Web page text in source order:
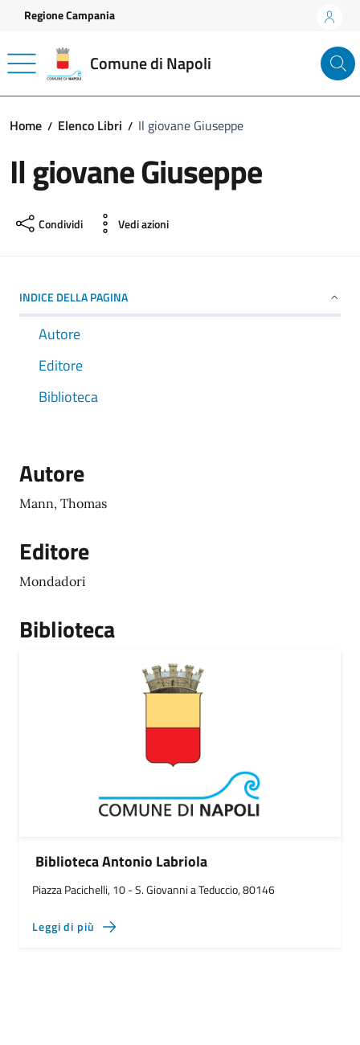
Vai ai contenuti
Vai al footer
Regione Campania
Comune di Napoli
Home Elenco Libri Il giovane Giuseppe
Il giovane Giuseppe
Condividi Vedi azioni
INDICE DELLA PAGINA
Autore
Editore
Biblioteca
Autore
Mann, Thomas
Editore
Mondadori
Biblioteca
Biblioteca Antonio Labriola
Piazza Pacichelli, 10 - S. Giovanni a Teduccio, 80146
Leggi di più